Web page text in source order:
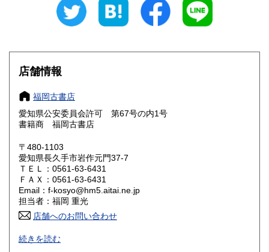
600円 三重県
大阪府
奈良県
鳥取県 600円 島根県
岡山県
山口県 600円
香川県
高知県 600円
佐賀県
店舗情報
福岡古書店
愛知県公安委員会許可 第67号の内1号
書籍商 福岡古書店
〒480-1103
愛知県長久手市岩作元門37-7
ＴＥＬ：0561-63-6431
ＦＡＸ：0561-63-6431
Email：f-kosyo@hm5.aitai.ne.jp
担当者：福岡 重光
店舗へのお問い合わせ
古書全般豊富な仕入れ特に近代 現代文学の初版本 漫画・
写真集「アイドル」に力を入れております。
続きを読む